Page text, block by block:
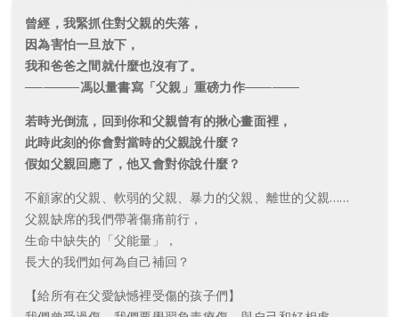
曾經，我緊抓住對父親的失落，
因為害怕一旦放下，
我和爸爸之間就什麼也沒有了。
──────馮以量書寫「父親」重磅力作──────
若時光倒流，回到你和父親曾有的揪心畫面裡，
此時此刻的你會對當時的父親說什麼？
假如父親回應了，他又會對你說什麼？
不顧家的父親、軟弱的父親、暴力的父親、離世的父親……
父親缺席的我們帶著傷痛前行，
生命中缺失的「父能量」，
長大的我們如何為自己補回？
【給所有在父愛缺憾裡受傷的孩子們】